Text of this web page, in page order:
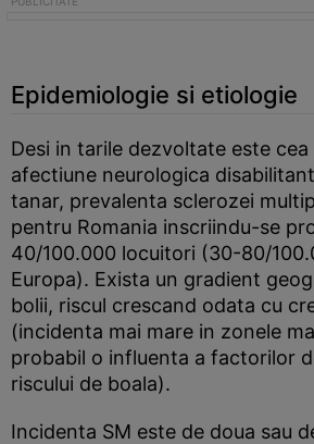
Epidemiologie si etiologie
Desi in tarile dezvoltate este
afectiune neurologica
tanar, prevalenta sclerozei
pentru Romania inscriindu-se
40/100.000 locuitori (30-80/
Europa). Exista un gradient
bolii, riscul crescand odata cu
(incidenta mai mare in zonele
probabil o influenta a factorilor
riscului de boala).
Incidenta SM este de doua sau